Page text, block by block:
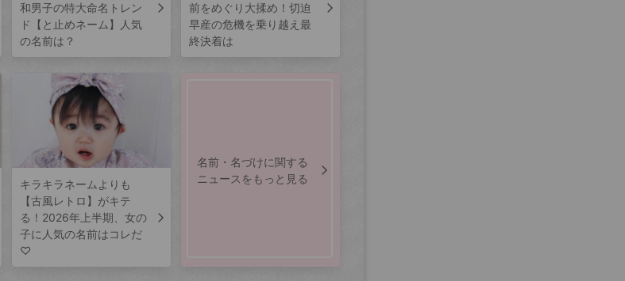
和男子の特大命名トレン
ド【と止めネーム】人気
の名前は？
前をめぐり大揉め！切迫
早産の危機を乗り越え最
終決着は
キラキラネームよりも
【古風レトロ】がキテ
る！2026年上半期、女の
子に人気の名前はコレだ
♡
名前・名づけに関する
ニュースをもっと見る